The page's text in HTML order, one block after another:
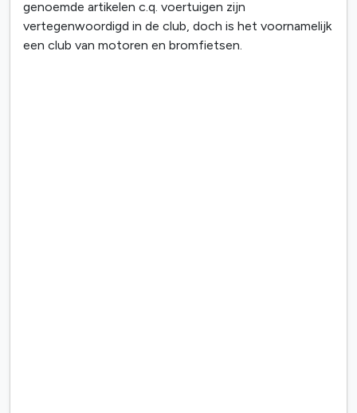
genoemde artikelen c.q. voertuigen zijn
vertegenwoordigd in de club, doch is het voornamelijk
een club van motoren en bromfietsen.